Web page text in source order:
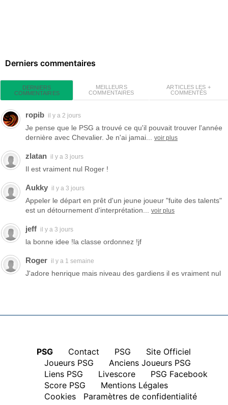
Derniers commentaires
DERNIERS
COMMENTAIRES
MEILLEURS
COMMENTAIRES
ARTICLES LES +
COMMENTÉS
ropib il y a 2 jours
Je pense que le PSG a trouvé ce qu'il pouvait trouver l'année
dernière avec Chevalier. Je n'ai jamai...
voir plus
zlatan il y a 3 jours
Il est vraiment nul Roger !
Aukky il y a 3 jours
Appeler le départ en prêt d'un jeune joueur "fuite des talents"
est un détournement d'interprétation...
voir plus
jeff il y a 3 jours
la bonne idee !la classe ordonnez !jf
Roger il y a 1 semaine
J'adore henrique mais niveau des gardiens il es vraiment nul
PSG Contact PSG
Site Officiel
Joueurs PSG
Anciens Joueurs PSG
Liens PSG Livescore
PSG Facebook
Score PSG
Mentions Légales
Cookies Paramètres de confidentialité